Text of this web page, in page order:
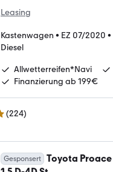
Leasing
Kastenwagen • EZ 07/2020 •
Diesel
Allwetterreifen*Navi
Finanzierung ab 199€
(224)
Gesponsert
Toyota